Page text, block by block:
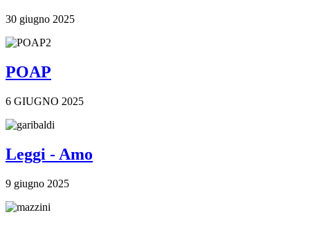
30 giugno 2025
POAP
6 GIUGNO 2025
Leggi - Amo
9 giugno 2025